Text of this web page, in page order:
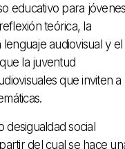
educativo para
teórica, la
audiovisual y el
la juventud
que inviten a
desigualdad social
del cual se hace